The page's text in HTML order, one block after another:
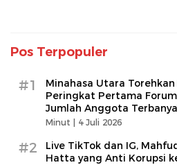
Pos Terpopuler
#1
Minahasa Utara
Peringkat Pertama
Jumlah Anggota
Minut | 4 Juli 2026
#2
Live TikTok dan IG,
Hatta yang Anti Korupsi